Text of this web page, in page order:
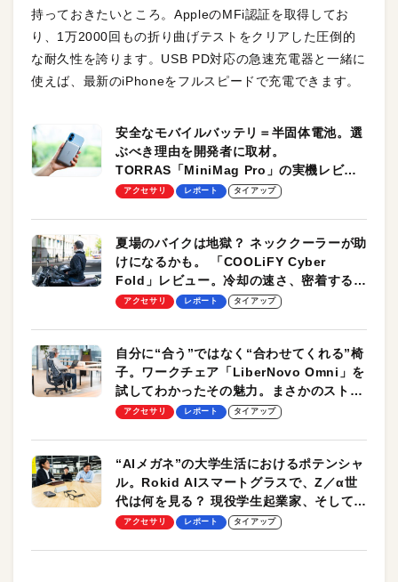
持っておきたいところ。AppleのMFi認証を取得してお
り、1万2000回もの折り曲げテストをクリアした圧倒的
な耐久性を誇ります。USB PD対応の急速充電器と一緒に
使えば、最新のiPhoneをフルスピードで充電できます。
安全なモバイルバッテリ＝半固体電池。選
ぶべき理由を開発者に取材。
TORRAS「MiniMag Pro」の実機レビュ
ーも
アクセサリ レポート タイアップ
夏場のバイクは地獄？ ネッククーラーが助
けになるかも。 「COOLiFY Cyber
Fold」レビュー。冷却の速さ、密着する冷
却プレート、シンプルな操作性がグッド！
アクセサリ レポート タイアップ
自分に“合う”ではなく“合わせてくれる”椅
子。ワークチェア「LiberNovo Omni」を
試してわかったその魅力。まさかのストレ
ッチ機能も搭載
アクセサリ レポート タイアップ
“AIメガネ”の大学生活におけるポテンシャ
ル。Rokid AIスマートグラスで、Z／α世
代は何を見る？ 現役学生起業家、そして教
授による体験会レポート【PR】
アクセサリ レポート タイアップ